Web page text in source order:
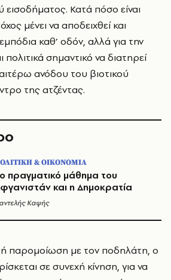
Κατά πόσο είναι
μένει να αποδειχθεί και
καθ’ οδόν, αλλά για την
πολιτικά σημαντικό να διατηρεί
ανόδου του βιοτικού
της ατζέντας.
& ΟΙΚΟΝΟΜΙΑ
πραγματικό μάθημα του
και η Δημοκρατία
Καψής
παρομοίωση με τον ποδηλάτη, ο
σε συνεχή κίνηση, για να